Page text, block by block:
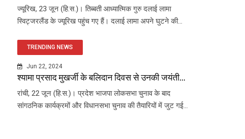
ज्यूरिख, 23 जून (हि.स.)। तिब्बती आध्यात्मिक गुरु दलाई लामा
स्विट्जरलैंड के ज्यूरिख पहुंच गए हैं। दलाई लामा अपने घुटने की...
TRENDING NEWS
Jun 22, 2024
श्यामा प्रसाद मुखर्जी के बलिदान दिवस से उनकी जयंती...
रांची, 22 जून (हि.स.)। प्रदेश भाजपा लोकसभा चुनाव के बाद
सांगठनिक कार्यक्रमों और विधानसभा चुनाव की तैयारियों में जुट गई...